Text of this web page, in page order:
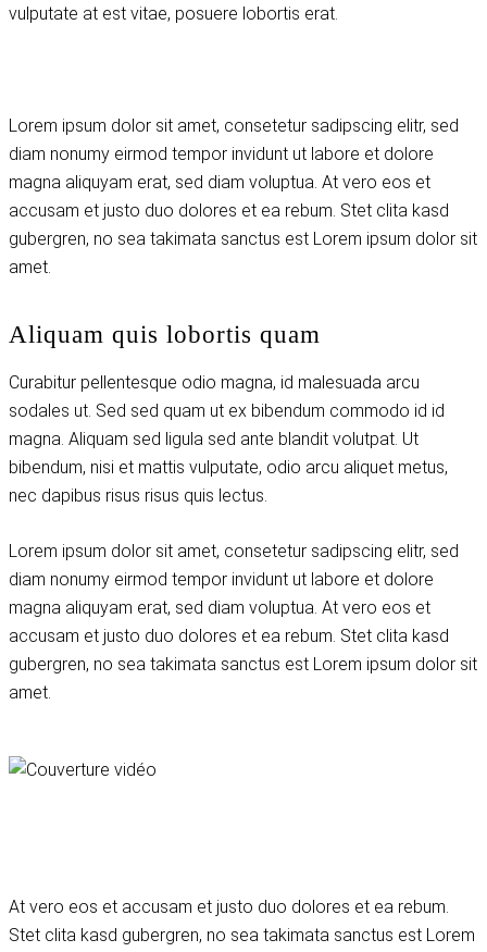
vulputate at est vitae, posuere lobortis erat.
Lorem ipsum dolor sit amet, consetetur sadipscing elitr, sed
diam nonumy eirmod tempor invidunt ut labore et dolore
magna aliquyam erat, sed diam voluptua. At vero eos et
accusam et justo duo dolores et ea rebum. Stet clita kasd
gubergren, no sea takimata sanctus est Lorem ipsum dolor sit
amet.
Aliquam quis lobortis quam
Curabitur pellentesque odio magna, id malesuada arcu
sodales ut. Sed sed quam ut ex bibendum commodo id id
magna. Aliquam sed ligula sed ante blandit volutpat. Ut
bibendum, nisi et mattis vulputate, odio arcu aliquet metus,
nec dapibus risus risus quis lectus.
Lorem ipsum dolor sit amet, consetetur sadipscing elitr, sed
diam nonumy eirmod tempor invidunt ut labore et dolore
magna aliquyam erat, sed diam voluptua. At vero eos et
accusam et justo duo dolores et ea rebum. Stet clita kasd
gubergren, no sea takimata sanctus est Lorem ipsum dolor sit
amet.
At vero eos et accusam et justo duo dolores et ea rebum.
Stet clita kasd gubergren, no sea takimata sanctus est Lorem